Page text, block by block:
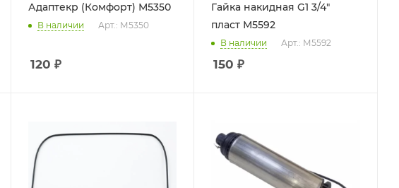
Адаптекр (Комфорт) М5350
В наличии Арт.: М5350
120 ₽
Гайка накидная G1 3/4"
пласт М5592
В наличии Арт.: М5592
150 ₽